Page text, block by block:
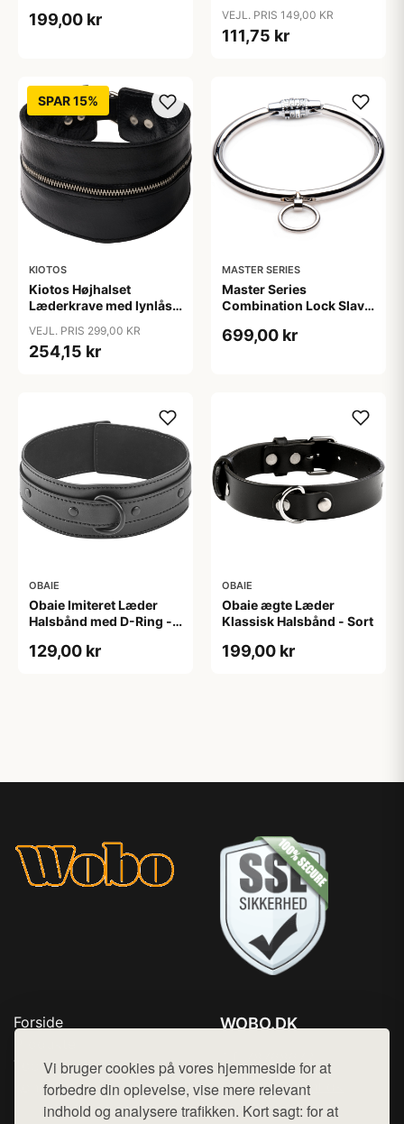
Vi bruger cookies på vores hjemmeside for at
forbedre din oplevelse, vise mere relevant
indhold og analysere trafikken. Kort sagt: for at
199,00 kr VEJL. PRIS 149,00 KR
111,75 kr
SPAR 15%
KIOTOS
Kiotos Højhalset
Læderkrave med lynlås -
VEJL. PRIS 299,00 KR
254,15 kr
MASTER SERIES
Master Series
Combination Lock Slave
699,00 kr
OBAIE
Obaie Imiteret Læder
Halsbånd med D-Ring -
129,00 kr
OBAIE
Obaie ægte Læder
Klassisk Halsbånd - Sort
199,00 kr
Forside
Top Rabatter
Kontakt
WOBO.DK
Mail: hej@want.dk